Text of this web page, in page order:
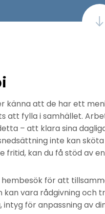
känna att de har ett
att fylla i samhället.
– att klara sina
inte kan
fritid, kan du få stöd av
för att
kan vara rådgivning och
för anpassning av